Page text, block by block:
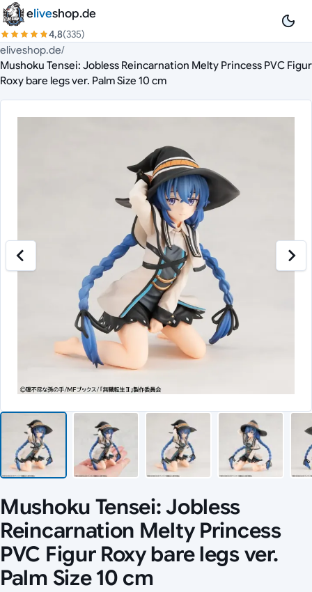
Zum Inhalt springen
eliveshop.de
4,8(335)
eliveshop.de/
Mushoku Tensei: Jobless Reincarnation Melty Princess PVC Figur
Roxy bare legs ver. Palm Size 10 cm
Mushoku Tensei: Jobless
Reincarnation Melty Princess
PVC Figur Roxy bare legs ver.
Palm Size 10 cm